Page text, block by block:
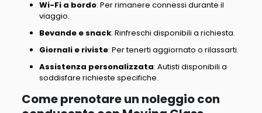
Wi-Fi a bordo: Per rimanere connessi durante il
viaggio.
Bevande e snack: Rinfreschi disponibili a richiesta.
Giornali e riviste: Per tenerti aggiornato o rilassarti.
Assistenza personalizzata: Autisti disponibili a
soddisfare richieste specifiche.
Come prenotare un noleggio con